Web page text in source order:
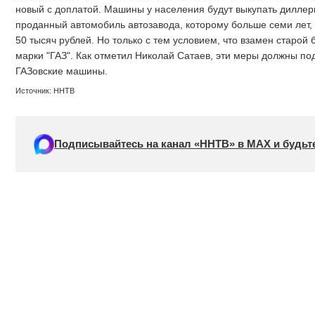
новый с доплатой. Машины у населения будут выкупать
проданный автомобиль автозавода, которому больше семи лет,
50 тысяч рублей. Но только с тем условием, что взамен
марки "ГАЗ". Как отметил Николай Сатаев, эти меры должны
ГАЗовские машины.
Источник: ННТВ
Подписывайтесь на канал «ННТВ» в МАХ и